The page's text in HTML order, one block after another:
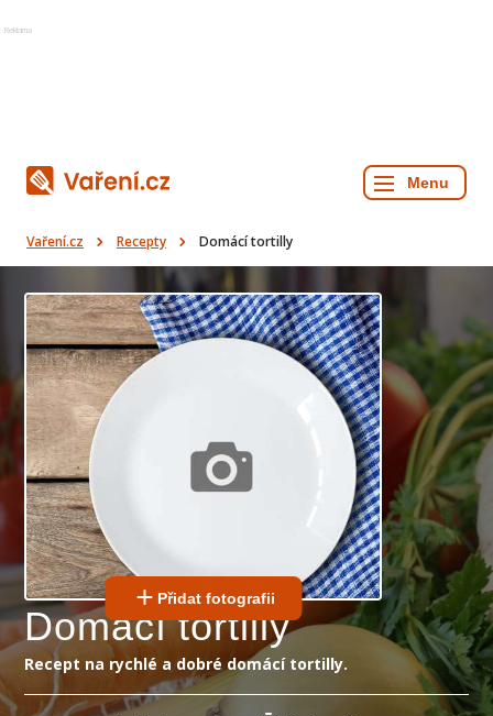
Reklama
Vaření.cz Recepty Domácí tortilly
Přidat fotografii
Domácí tortilly
Recept na rychlé a dobré domácí tortilly.